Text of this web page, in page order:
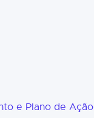
e Plano de Ação